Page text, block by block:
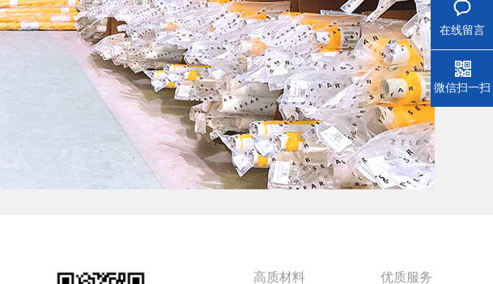
高质材料 优质服务
在线留言
微信扫一扫